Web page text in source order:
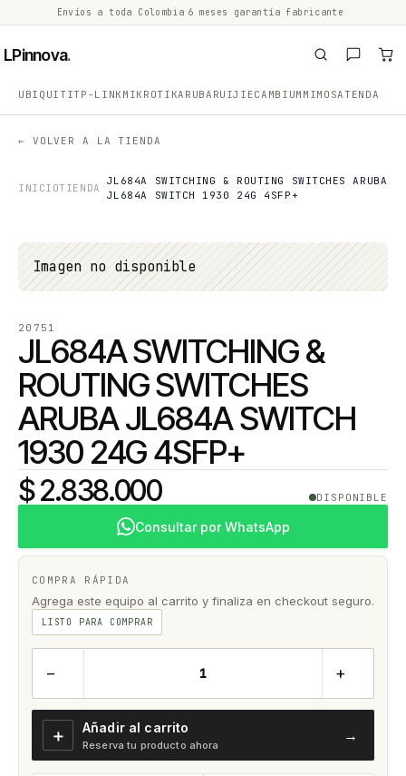
Envíos a toda Colombia 6 meses garantía fabricante
LPinnova.
UBIQUITITP-LINK MIKROTIKARUBA RUIJIECAMBIUM MIMOSATENDA
← VOLVER A LA TIENDA
INICIOTIENDA
JL684A SWITCHING & ROUTING SWITCHES ARUBA
JL684A SWITCH 1930 24G 4SFP+
Imagen no disponible
20751
JL684A SWITCHING &
ROUTING SWITCHES
ARUBA JL684A SWITCH
1930 24G 4SFP+
$ 2.838.000 DISPONIBLE
Consultar por WhatsApp
COMPRA RÁPIDA
Agrega este equipo al carrito y finaliza en checkout seguro.
LISTO PARA COMPRAR
− +
＋ Añadir al carrito
Reserva tu producto ahora
→